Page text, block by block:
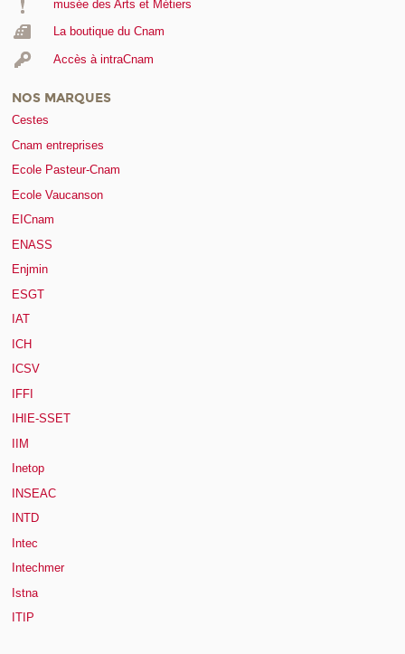
musée des Arts et Métiers
La boutique du Cnam
Accès à intraCnam
NOS MARQUES
Cestes
Cnam entreprises
Ecole Pasteur-Cnam
Ecole Vaucanson
EICnam
ENASS
Enjmin
ESGT
IAT
ICH
ICSV
IFFI
IHIE-SSET
IIM
Inetop
INSEAC
INTD
Intec
Intechmer
Istna
ITIP